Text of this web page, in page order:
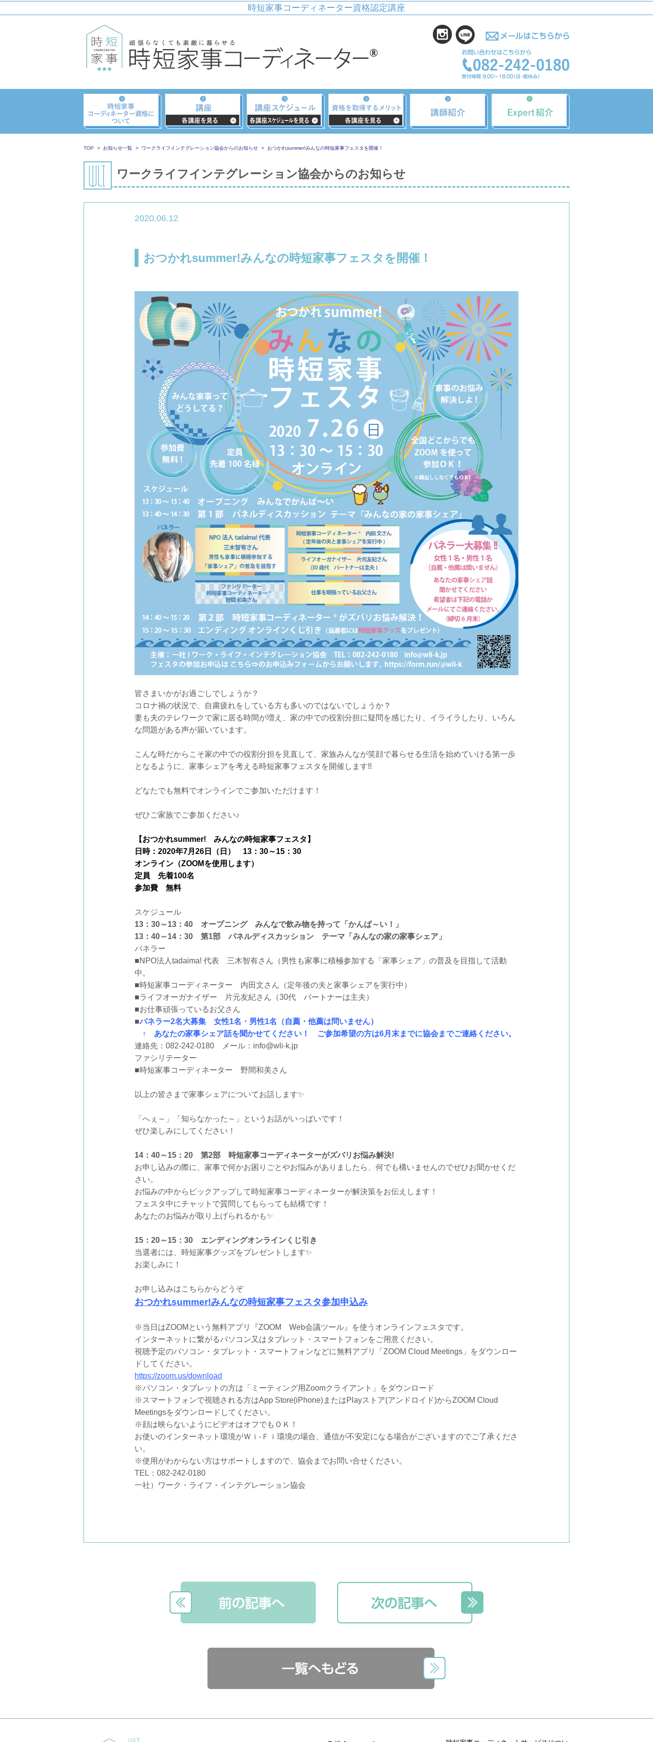
時短家事コーディネーター資格認定講座
TOP お知らせ一覧 ワークライフインテグレーション協会からのお知らせ おつかれsummer!みんなの時短家事フェスタを開催！
ワークライフインテグレーション協会からのお知らせ
2020.06.12
おつかれsummer!みんなの時短家事フェスタを開催！
皆さまいかがお過ごしでしょうか？
コロナ禍の状況で、自粛疲れをしている方も多いのではないでしょうか？
妻も夫のテレワークで家に居る時間が増え、家の中での役割分担に疑問を感じたり、イライラしたり、いろん
な問題がある声が届いています。
こんな時だからこそ家の中での役割分担を見直して、家族みんなが笑顔で暮らせる生活を始めていける第一歩
となるように、家事シェアを考える時短家事フェスタを開催します!!
どなたでも無料でオンラインでご参加いただけます！
ぜひご家族でご参加ください♪
【おつかれsummer! みんなの時短家事フェスタ】
日時：2020年7月26日（日） 13：30～15：30
オンライン（ZOOMを使用します）
定員 先着100名
参加費 無料
スケジュール
13：30～13：40 オープニング みんなで飲み物を持って「かんぱ～い！」
13：40～14：30 第1部 パネルディスカッション テーマ「みんなの家の家事シェア」
パネラー
■NPO法人tadaima! 代表 三木智有さん（男性も家事に積極参加する「家事シェア」の普及を目指して活動
中。
■時短家事コーディネーター 内田文さん（定年後の夫と家事シェアを実行中）
■ライフオーガナイザー 片元友紀さん（30代 パートナーは主夫）
■お仕事頑張っているお父さん
■パネラー2名大募集 女性1名・男性1名（自薦・他薦は問いません）
↑ あなたの家事シェア話を聞かせてください！ ご参加希望の方は6月末までに協会までご連絡ください。
連絡先：082-242-0180 メール：info@wli-k.jp
ファシリテーター
■時短家事コーディネーター 野間和美さん
以上の皆さまで家事シェアについてお話します✨
「へぇ～」「知らなかった～」というお話がいっぱいです！
ぜひ楽しみにしてください！
14：40～15：20 第2部 時短家事コーディネーターがズバリお悩み解決!
お申し込みの際に、家事で何かお困りごとやお悩みがありましたら、何でも構いませんのでぜひお聞かせくだ
さい。
お悩みの中からピックアップして時短家事コーディネーターが解決策をお伝えします！
フェスタ中にチャットで質問してもらっても結構です！
あなたのお悩みが取り上げられるかも✨
15：20～15：30 エンディングオンラインくじ引き
当選者には、時短家事グッズをプレゼントします✨
お楽しみに！
お申し込みはこちらからどうぞ
おつかれsummer!みんなの時短家事フェスタ参加申込み
※当日はZOOMという無料アプリ『ZOOM Web会議ツール』を使うオンラインフェスタです。
インターネットに繋がるパソコン又はタブレット・スマートフォンをご用意ください。
視聴予定のパソコン・タブレット・スマートフォンなどに無料アプリ「ZOOM Cloud Meetings」をダウンロー
ドしてください。
https://zoom.us/download
※パソコン・タブレットの方は「ミーティング用Zoomクライアント」をダウンロード
※スマートフォンで視聴される方はApp Store(iPhone)またはPlayストア(アンドロイド)からZOOM Cloud
Meetingsをダウンロードしてください。
※顔は映らないようにビデオはオフでもＯＫ！
お使いのインターネット環境がＷｉ-Ｆｉ環境の場合、通信が不安定になる場合がございますのでご了承くださ
い。
※使用がわからない方はサポートしますので、協会までお問い合せください。
TEL：082-242-0180
一社）ワーク・ライフ・インテグレーション協会